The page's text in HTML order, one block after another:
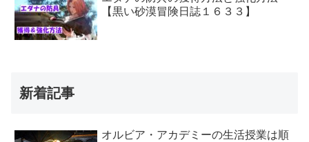
【黒い砂漠冒険日誌１６３３】
新着記事
オルビア・アカデミーの生活授業は順